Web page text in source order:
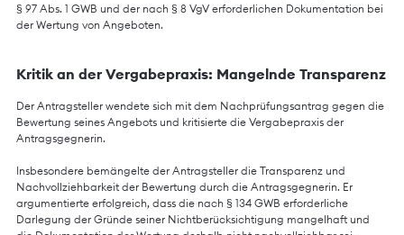
§ 97 Abs. 1 GWB und der nach § 8 VgV erforderlichen Dokumentation bei
der Wertung von Angeboten.
Kritik an der Vergabepraxis: Mangelnde Transparenz
Der Antragsteller wendete sich mit dem Nachprüfungsantrag gegen die
Bewertung seines Angebots und kritisierte die Vergabepraxis der
Antragsgegnerin.
Insbesondere bemängelte der Antragsteller die Transparenz und
Nachvollziehbarkeit der Bewertung durch die Antragsgegnerin. Er
argumentierte erfolgreich, dass die nach § 134 GWB erforderliche
Darlegung der Gründe seiner Nichtberücksichtigung mangelhaft und